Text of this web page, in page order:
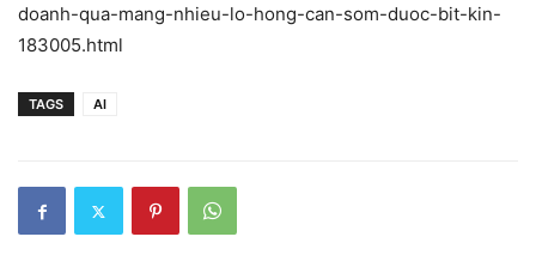
doanh-qua-mang-nhieu-lo-hong-can-som-duoc-bit-kin-
183005.html
TAGS AI